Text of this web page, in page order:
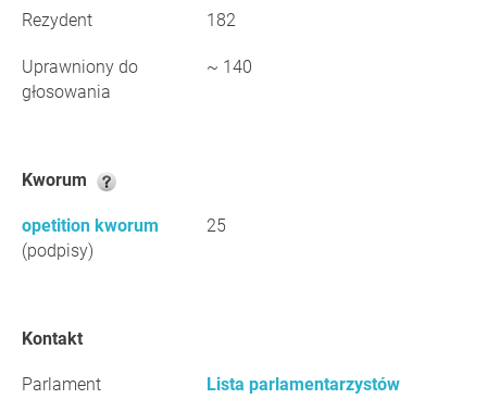
Rezydent 182
Uprawniony do
głosowania
~ 140
Kworum
opetition kworum
(podpisy)
25
Kontakt
Parlament Lista parlamentarzystów